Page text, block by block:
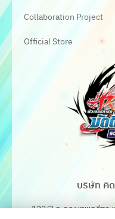
Collaboration Project
Official Store
บริษัท คิ
122/3 ถ.กรุงเทพกรีฑา